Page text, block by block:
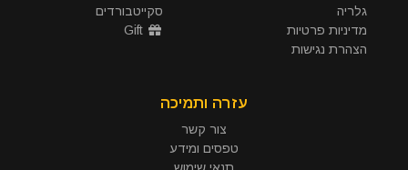
גלריה
מדיניות פרטיות
הצהרת נגישות
סקייטבורדים
Gift
עזרה ותמיכה
צור קשר
טפסים ומידע